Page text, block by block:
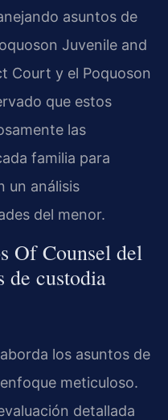
asuntos de
Juvenile and
Court y el Poquoson
que estos
las
familia para
un análisis
del menor.
Of Counsel del
de custodia
los asuntos de
meticuloso.
detallada